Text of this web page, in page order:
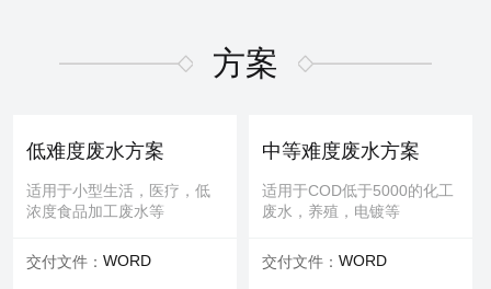
制，增加或删减功能版块等
维修内容：提供编程服务
可选服务：提供管线材料
式膜，板式膜，陶瓷膜等
可选服务：提供清洗药剂
服务保障：通量至70%
方案
低难度废水方案
适用于小型生活，医疗，低
浓度食品加工废水等
交付文件： WORD
中等难度废水方案
适用于COD低于5000的化工
废水，养殖，电镀等
交付文件： WORD